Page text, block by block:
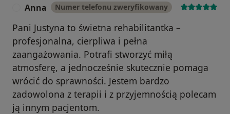
Anna Numer telefonu zweryfikowany
Pani Justyna to świetna rehabilitantka –
profesjonalna, cierpliwa i pełna
zaangażowania. Potrafi stworzyć miłą
atmosferę, a jednocześnie skutecznie pomaga
wrócić do sprawności. Jestem bardzo
zadowolona z terapii i z przyjemnością polecam
ją innym pacjentom.